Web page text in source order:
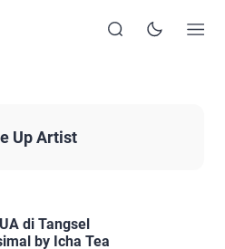
Up Artist
di Tangsel
by Icha Tea